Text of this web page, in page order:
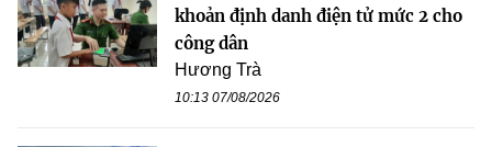
khoản định danh điện tử mức 2 cho
công dân
Hương Trà
10:13 07/08/2026